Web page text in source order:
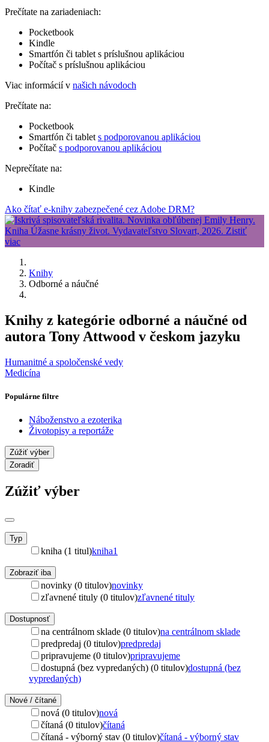
Prečítate na zariadeniach:
Pocketbook
Kindle
Smartfón či tablet s príslušnou aplikáciou
Počítač s príslušnou aplikáciou
Viac informácií v našich návodoch
Prečítate na:
Pocketbook
Smartfón či tablet s podporovanou aplikáciou
Počítač s podporovanou aplikáciou
Neprečítate na:
Kindle
Ako čítať e-knihy zabezpečené cez Adobe DRM?
Knihy
Odborné a náučné
Knihy z kategórie odborné a náučné od
autora Tony Attwood v českom jazyku
Humanitné a spoločenské vedy
Medicína
Populárne filtre
Náboženstvo a ezoterika
Životopisy a reportáže
Zúžiť výber
Zoradiť
Zúžiť výber
Typ
kniha (1 titul)kniha1
Zobraziť iba
novinky (0 titulov)novinky
zľavnené tituly (0 titulov)zľavnené tituly
Dostupnosť
na centrálnom sklade (0 titulov)na centrálnom sklade
predpredaj (0 titulov)predpredaj
pripravujeme (0 titulov)pripravujeme
dostupná (bez vypredaných) (0 titulov)dostupná (bez
vypredaných)
Nové / čítané
nová (0 titulov)nová
čítaná (0 titulov)čítaná
čítaná - výborný stav (0 titulov)čítaná - výborný stav